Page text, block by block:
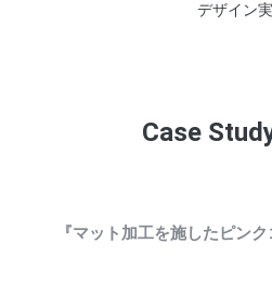
デザイン
Case
『マット加工を施したピン